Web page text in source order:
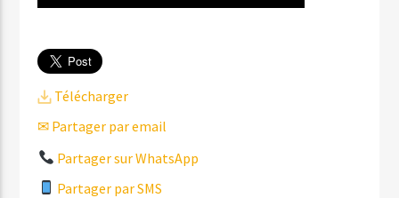
Télécharger
✉ Partager par email
Partager sur WhatsApp
Partager par SMS